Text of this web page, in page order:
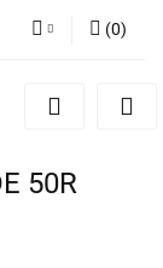
się
(0)
50R